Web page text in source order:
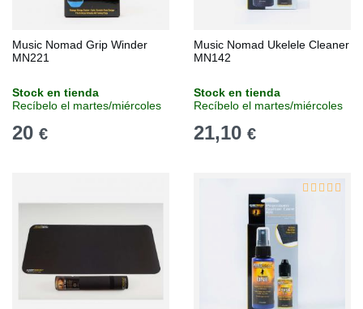
Music Nomad Grip Winder
MN221
Stock en tienda
Recíbelo el martes/miércoles
20 €
Music Nomad Ukelele Cleaner
MN142
Stock en tienda
Recíbelo el martes/miércoles
21,10 €